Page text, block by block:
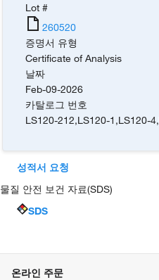
Lot #
260520
증명서 유형
Certificate of Analysis
날짜
Feb-09-2026
카탈로그 번호
LS120-212,LS120-1 ,LS120-4,
성적서 요청
물질 안전 보건 자료(SDS)
SDS
온라인 주문